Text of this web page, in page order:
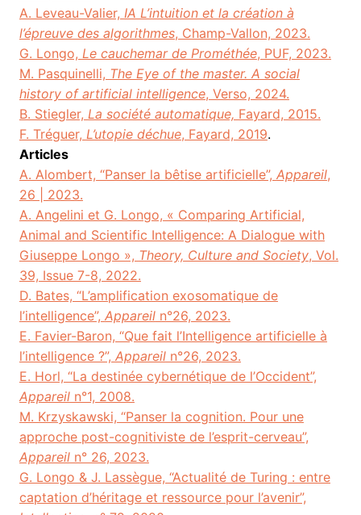
A. Leveau-Valier, IA L’intuition et la création à
l’épreuve des algorithmes, Champ-Vallon, 2023.
G. Longo, Le cauchemar de Prométhée, PUF, 2023.
M. Pasquinelli, The Eye of the master. A social
history of artificial intelligence, Verso, 2024.
B. Stiegler, La société automatique, Fayard, 2015.
F. Tréguer, L’utopie déchue, Fayard, 2019.
Articles
A. Alombert, “Panser la bêtise artificielle”, Appareil,
26 | 2023.
A. Angelini et G. Longo, « Comparing Artificial,
Animal and Scientific Intelligence: A Dialogue with
Giuseppe Longo », Theory, Culture and Society, Vol.
39, Issue 7-8, 2022.
D. Bates, “L’amplification exosomatique de
l’intelligence”, Appareiln°26, 2023.
E. Favier-Baron, “Que fait l’Intelligence artificielle à
l’intelligence ?”, Appareiln°26, 2023.
E. Horl, “La destinée cybernétique de l’Occident”,
Appareiln°1, 2008.
M. Krzyskawski, “Panser la cognition. Pour une
approche post-cognitiviste de l’esprit-cerveau”,
Appareiln° 26, 2023.
G. Longo & J. Lassègue, “Actualité de Turing : entre
captation d’héritage et ressource pour l’avenir”,